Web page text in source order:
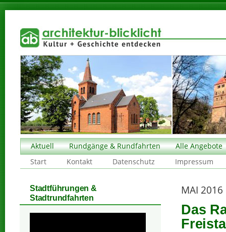
Aktuell Rundgänge & Rundfahrten
Alle Angebote
Start
Kontakt Datenschutz Impressum
MAI 2016
Das
Stadtführungen &
Stadtrundfahrten